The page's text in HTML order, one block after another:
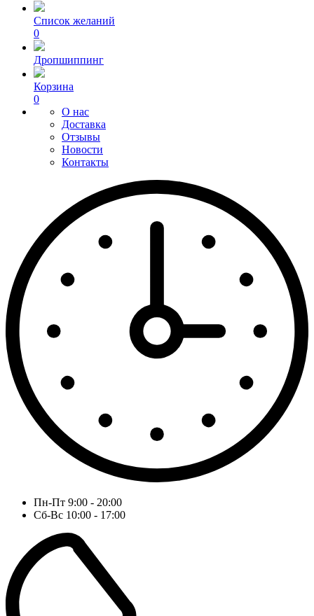
Список желаний
0
Дропшиппинг
Корзина
0
О нас
Доставка
Отзывы
Новости
Контакты
Пн-Пт 9:00 - 20:00
Сб-Вс 10:00 - 17:00